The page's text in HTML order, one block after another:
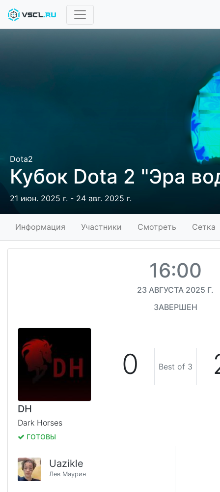
Dota2
Кубок Dota 2 "Эра
21 июн. 2025 г. - 24 авг. 2025 г.
Информация Участники Смотреть Сетка
16:00
23 АВГУСТА 2025 Г.
ЗАВЕРШЕН
0 Best of 3
DH
Dark Horses
ГОТОВЫ
Uazikle
Лев Маурин